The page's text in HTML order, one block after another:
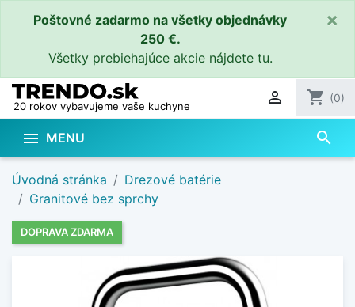
Poštovné zadarmo na všetky objednávky
250 €.
Všetky prebiehajúce akcie nájdete tu.
×
20 rokov vybavujeme vaše kuchyne  shopping_cart (0)
 MENU search
Úvodná stránka
Drezové batérie
Granitové bez sprchy
DOPRAVA ZDARMA